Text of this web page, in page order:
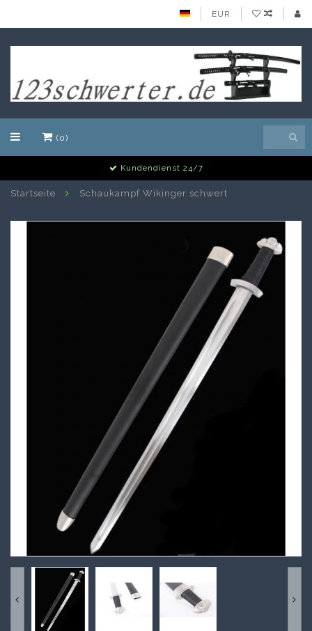
EUR
(0)
Kundendienst 24/7
Startseite Schaukampf Wikinger schwert